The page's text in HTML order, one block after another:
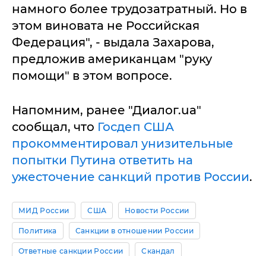
намного более трудозатратный. Но в
этом виновата не Российская
Федерация", - выдала Захарова,
предложив американцам "руку
помощи" в этом вопросе.
Напомним, ранее "Диалог.ua"
сообщал, что Госдеп США
прокомментировал унизительные
попытки Путина ответить на
ужесточение санкций против России.
МИД России США Новости России
Политика Санкции в отношении России
Ответные санкции России Скандал